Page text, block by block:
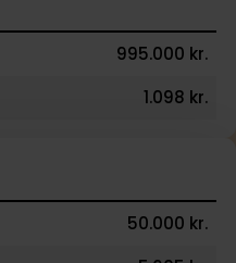
995.000 kr.
1.098 kr.
50.000 kr.